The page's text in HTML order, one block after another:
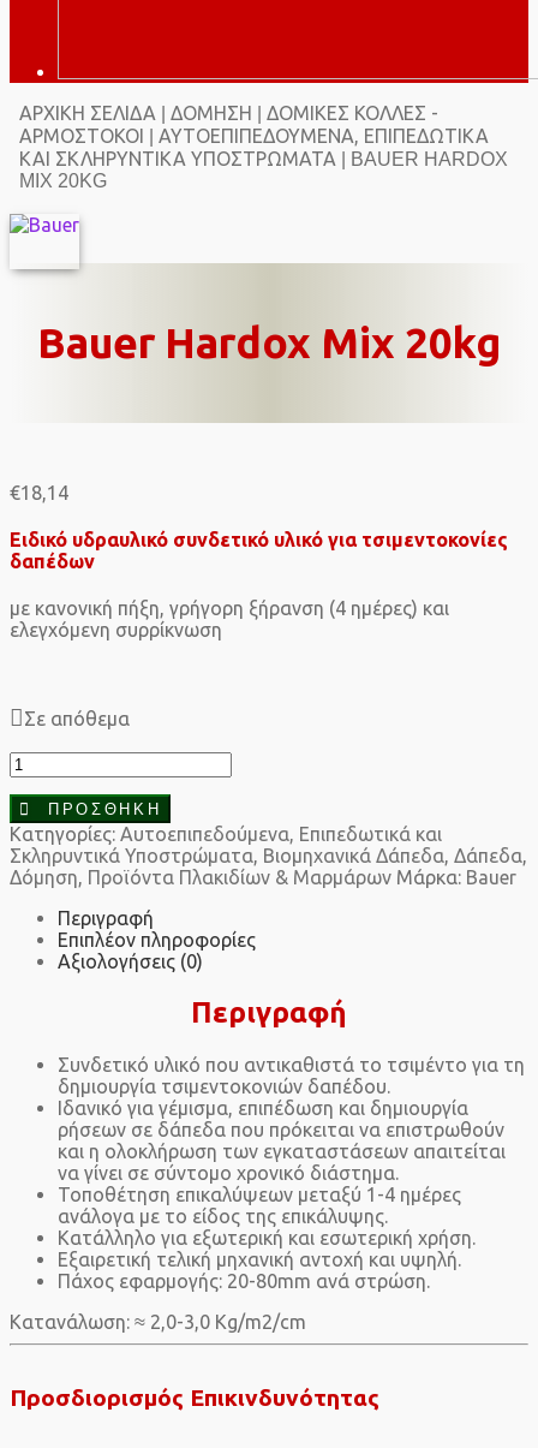
ΑΡΧΙΚΉ ΣΕΛΊΔΑ ΔΌΜΗΣΗ
ΔΌΜΙΚΈΣ ΚΌΛΛΕΣ -
ΑΡΜΌΣΤΟΚΟΙ
ΑΥΤΟΕΠΙΠΕΔΟΎΜΕΝΑ, ΕΠΙΠΕΔΩΤΙΚΆ
ΚΑΙ ΣΚΛΗΡΥΝΤΙΚΆ ΥΠΟΣΤΡΏΜΑΤΑ | BAUER HARDOX
MIX 20KG
Bauer Hardox Mix 20kg
€18,14
Ειδικό υδραυλικό συνδετικό υλικό για τσιμεντοκονίες
δαπέδων
με κανονική πήξη, γρήγορη ξήρανση (4 ημέρες) και
ελεγχόμενη συρρίκνωση
Σε απόθεμα
Bauer
Hardox
Mix
20kg
ποσότητα
ΠΡΟΣΘΉΚΗ
Κατηγορίες: Αυτοεπιπεδούμενα, Επιπεδωτικά και
Σκληρυντικά Υποστρώματα, Βιομηχανικά Δάπεδα, Δάπεδα,
Δόμηση, Προϊόντα Πλακιδίων & Μαρμάρων Μάρκα: Bauer
Περιγραφή
Επιπλέον πληροφορίες
Αξιολογήσεις (0)
Περιγραφή
Συνδετικό υλικό που αντικαθιστά το τσιμέντο για τη
δημιουργία τσιμεντοκονιών δαπέδου.
Ιδανικό για γέμισμα, επιπέδωση και δημιουργία
ρήσεων σε δάπεδα που πρόκειται να επιστρωθούν
και η ολοκλήρωση των εγκαταστάσεων απαιτείται
να γίνει σε σύντομο χρονικό διάστημα.
Τοποθέτηση επικαλύψεων μεταξύ 1-4 ημέρες
ανάλογα με το είδος της επικάλυψης.
Κατάλληλο για εξωτερική και εσωτερική χρήση.
Εξαιρετική τελική μηχανική αντοχή και υψηλή.
Πάχος εφαρμογής: 20-80mm ανά στρώση.
Κατανάλωση: ≈ 2,0-3,0 Kg/m2/cm
Προσδιορισμός Επικινδυνότητας